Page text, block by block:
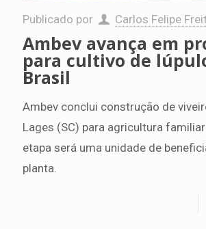
Publicado por Carlos Felipe
Ambev avança em
para cultivo de
Brasil
Ambev conclui construção de
Lages (SC) para agricultura
etapa será uma unidade de
planta.